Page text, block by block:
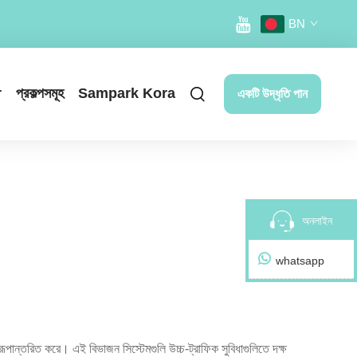
BN
প্রকল্পসমূহ Sampark Kora একটি উদ্ধৃতি পান
করে। এই বিভাজন সিস্টেমগুলি উচ্চ-ট্রাফিক সুবিধাগুলিতে দক্ষ
অনলাইন
whatsapp